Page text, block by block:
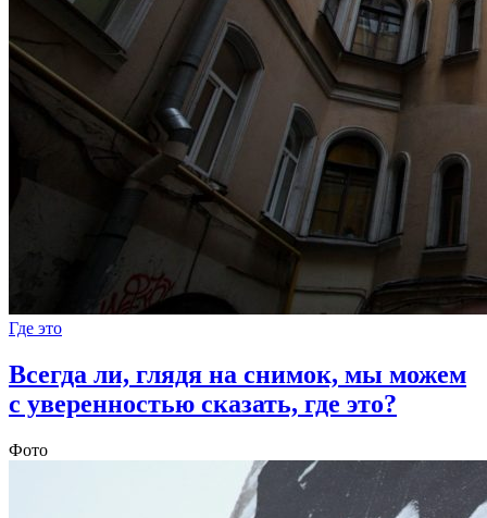
Где это
Всегда ли, глядя на снимок, мы можем
с уверенностью сказать, где это?
Фото